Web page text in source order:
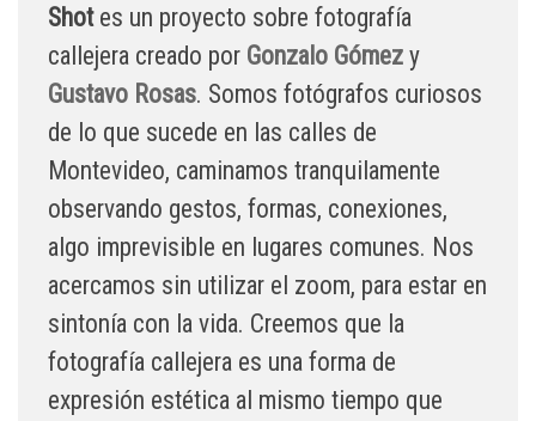
Shotes un proyecto sobre fotografía
callejera creado por Gonzalo Gómez y
Gustavo Rosas. Somos fotógrafos curiosos
de lo que sucede en las calles de
Montevideo, caminamos tranquilamente
observando gestos, formas, conexiones,
algo imprevisible en lugares comunes. Nos
acercamos sin utilizar el zoom, para estar en
sintonía con la vida. Creemos que la
fotografía callejera es una forma de
expresión estética al mismo tiempo que